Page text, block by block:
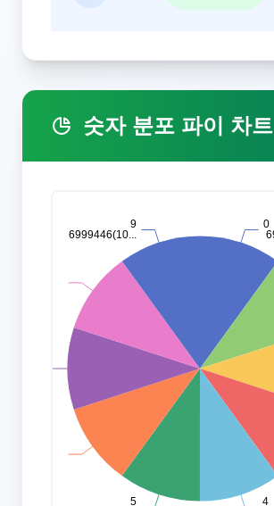
숫자 분포 파이 차트